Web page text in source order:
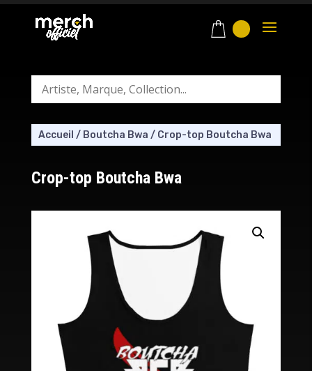
Accueil / Boutcha Bwa / Crop-top Boutcha Bwa
Crop-top Boutcha Bwa